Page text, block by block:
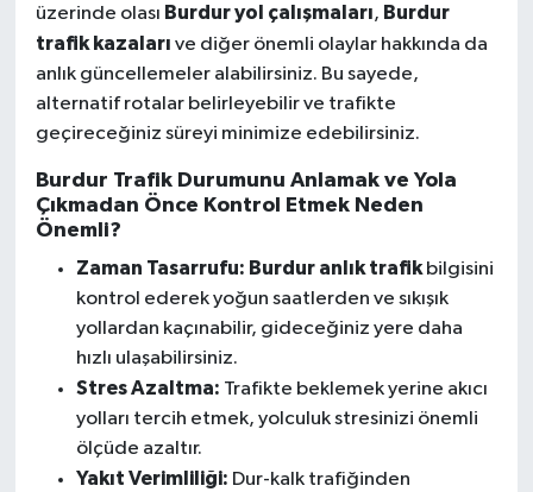
üzerinde olası Burdur yol çalışmaları, Burdur
trafik kazaları ve diğer önemli olaylar hakkında da
anlık güncellemeler alabilirsiniz. Bu sayede,
alternatif rotalar belirleyebilir ve trafikte
geçireceğiniz süreyi minimize edebilirsiniz.
Burdur Trafik Durumunu Anlamak ve Yola
Çıkmadan Önce Kontrol Etmek Neden
Önemli?
Zaman Tasarrufu: Burdur anlık trafikbilgisini
kontrol ederek yoğun saatlerden ve sıkışık
yollardan kaçınabilir, gideceğiniz yere daha
hızlı ulaşabilirsiniz.
Stres Azaltma: Trafikte beklemek yerine akıcı
yolları tercih etmek, yolculuk stresinizi önemli
ölçüde azaltır.
Yakıt Verimliliği: Dur-kalk trafiğinden